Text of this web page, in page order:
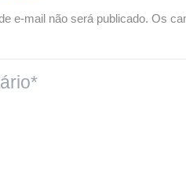
e-mail não será publicado. Os